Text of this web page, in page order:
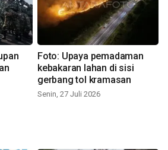
Foto: Upaya pemadaman
kebakaran lahan di sisi
gerbang tol kramasan
Senin, 27 Juli 2026